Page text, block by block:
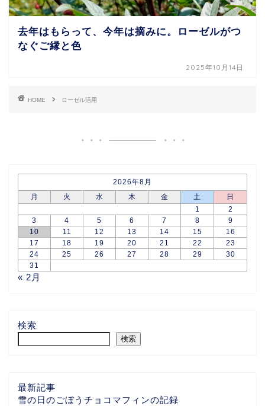
去年はもらって、今年は摘みに。ローゼルがつ
なぐご縁と色
2025年10月14日
HOME ローゼル活用
2026年8月
月
火 水 木 金 土
日
1
2
3
4 5 6 7 8
9
10
11 12 13 14 15
16
17
18 19 20 21 22
23
24
25 26 27 28 29
30
31
« 2月
検索
検索
最新記事
雪の日のごぼうチョコマフィンの記録